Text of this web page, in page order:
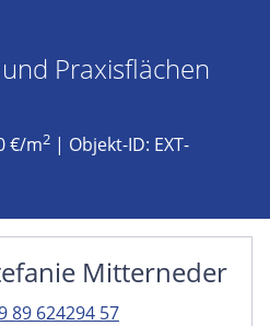
Praxisflächen
€/m2 | Objekt-ID: EXT-
Mitterneder
89 624294 57